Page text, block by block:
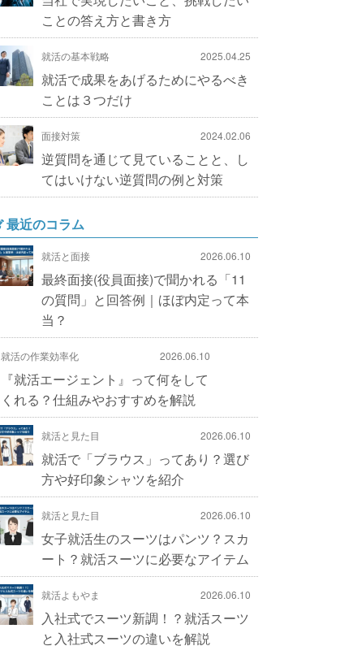
ことの答え方と書き方
就活の基本戦略 2025.04.25
就活で成果をあげるためにやるべき
ことは３つだけ
面接対策 2024.02.06
逆質問を通じて見ていることと、し
てはいけない逆質問の例と対策
最近のコラム
就活と面接 2026.06.10
最終面接(役員面接)で聞かれる「11
の質問」と回答例｜ほぼ内定って本
当？
就活の作業効率化 2026.06.10
『就活エージェント』って何をして
くれる？仕組みやおすすめを解説
就活と見た目 2026.06.10
就活で「ブラウス」ってあり？選び
方や好印象シャツを紹介
就活と見た目 2026.06.10
女子就活生のスーツはパンツ？スカ
ート？就活スーツに必要なアイテム
就活よもやま 2026.06.10
入社式でスーツ新調！？就活スーツ
と入社式スーツの違いを解説